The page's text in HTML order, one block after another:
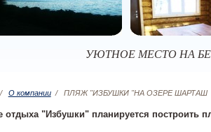
УЮТНОЕ МЕСТО НА
/ О компании / ПЛЯЖ "ИЗБУШКИ "НА ОЗЕРЕ ШАРТАШ
отдыха "Избушки" планируется построить